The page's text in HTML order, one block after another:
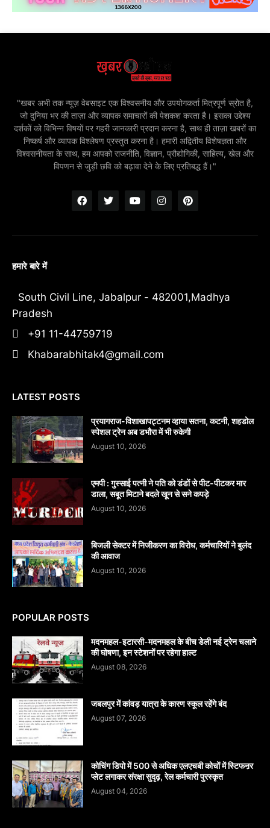
"खबर अभी तक न्यूज़ वेबसाइट एक विश्वसनीय और उपयोगकर्ता मित्रपूर्ण स्रोत है,
जो दुनिया भर की ताज़ा और व्यापक समाचारों की पेशकश करता है। इसका उद्देश्य
दर्शकों को विभिन्न विषयों पर गहरी जानकारी प्रदान करना है, साथ ही ताज़ा खबरों का
निष्कर्ष और व्यापक विश्लेषण प्रस्तुत करना है। हमारी अद्वितीय विशेषज्ञता और
विश्वसनीयता के साथ, हम आपको राजनीति, विज्ञान, प्रौद्योगिकी, साहित्य, खेल और
विपणन से जुड़ी छवि को बढ़ावा देने के लिए प्रतिबद्ध हैं।"
हमारे बारे में
South Civil Line, Jabalpur - 482001,Madhya
Pradesh
+91 11-44759719
Khabarabhitak4@gmail.com
LATEST POSTS
प्रयागराज-विशाखापट्टनम व्हाया सतना, कटनी, शहडोल
स्पेशल ट्रेन अब डभौरा में भी रुकेगी
August 10, 2026
एमपी : गुस्साई पत्नी ने पति को डंडों से पीट-पीटकर मार
डाला, सबूत मिटाने बदले खून से सने कपड़े
August 10, 2026
बिजली सेक्टर में निजीकरण का विरोध, कर्मचारियों ने बुलंद
की आवाज
August 10, 2026
POPULAR POSTS
मदनमहल-इटारसी-मदनमहल के बीच डेली नई ट्रेन चलाने
की घोषणा, इन स्टेशनों पर रहेगा हाल्ट
August 08, 2026
जबलपुर में कांवड़ यात्रा के कारण स्कूल रहेंगे बंद
August 07, 2026
कोचिंग डिपो में 500 से अधिक एलएचबी कोचों में स्टिफऩर
प्लेट लगाकर संरक्षा सुदृढ़, रेल कर्मचारी पुरस्कृत
August 04, 2026